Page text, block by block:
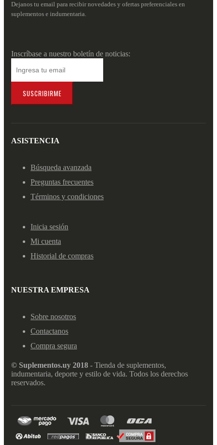
Dejanos tu email para recibir novedades y ofertas preferenciales en
suplementos e indumentaria.
Inscríbase a nuestro boletín de noticias:
SUSCRIBIRME
ASISTENCIA
Búsqueda avanzada
Preguntas frecuentes
Términos y condiciones
Inicia sesión
Mi cuenta
Historial de compras
NUESTRA EMPRESA
Sobre nosotros
Contactanos
Compra segura
© Suplementos.uy 2018 - Tienda de suplementos,
indumentaria, deporte y estilo de vida. Todos los derechos
reservados.